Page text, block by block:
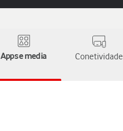
Apps e media Conetividade